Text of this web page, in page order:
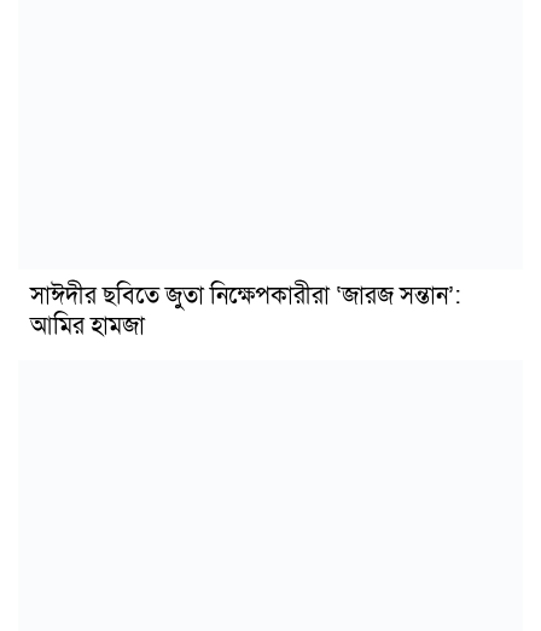
সাঈদীর ছবিতে জুতা নিক্ষেপকারীরা ‘জারজ সন্তান’:
আমির হামজা